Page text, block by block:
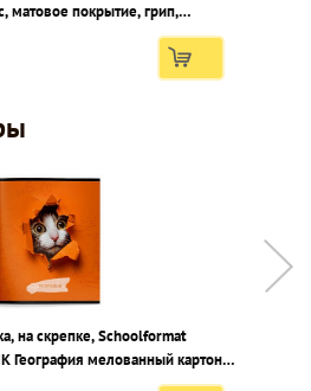
матовое покрытие, грип,
на скрепке, Schoolformat
мелованный картон,